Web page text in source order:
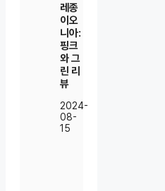
레종
이오
니아:
핑크
와 그
린 리
뷰
2024-
08-
15